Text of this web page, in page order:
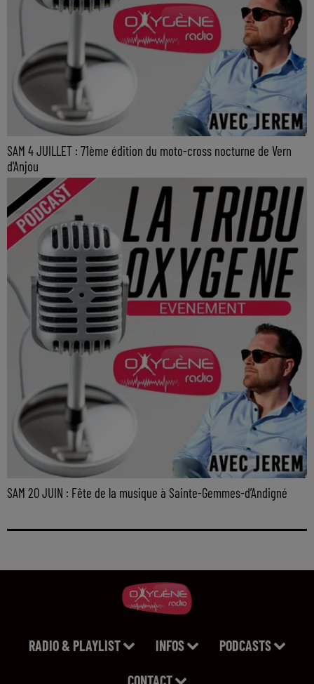
SAM 4 JUILLET : 71ème édition du moto-cross nocturne de Vern
d'Anjou
SAM 20 JUIN : Fête de la musique à Sainte-Gemmes-d’Andigné
RADIO & PLAYLIST INFOS PODCASTS